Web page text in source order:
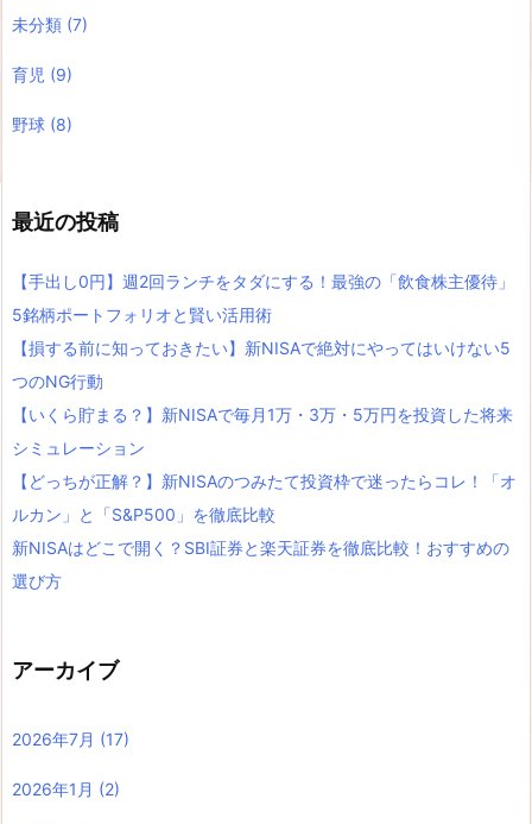
未分類 (7)
育児 (9)
野球 (8)
最近の投稿
【手出し0円】週2回ランチをタダにする！最強の「飲食株主優待」
5銘柄ポートフォリオと賢い活用術
【損する前に知っておきたい】新NISAで絶対にやってはいけない5
つのNG行動
【いくら貯まる？】新NISAで毎月1万・3万・5万円を投資した将来
シミュレーション
【どっちが正解？】新NISAのつみたて投資枠で迷ったらコレ！「オ
ルカン」と「S&P500」を徹底比較
新NISAはどこで開く？SBI証券と楽天証券を徹底比較！おすすめの
選び方
アーカイブ
2026年7月 (17)
2026年1月 (2)